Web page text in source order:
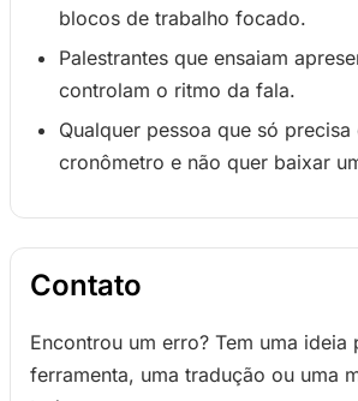
blocos de trabalho focado.
Palestrantes que ensaiam
controlam o ritmo da fala.
Qualquer pessoa que só precisa
cronômetro e não quer baixar
Contato
Encontrou um erro? Tem uma ideia
ferramenta, uma tradução ou uma